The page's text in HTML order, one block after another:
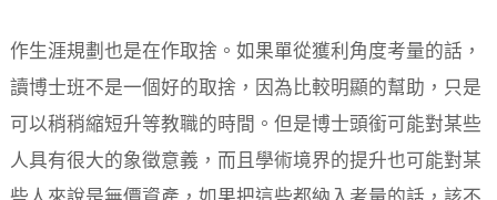
作生涯規劃也是在作取捨。如果單從獲利角度考量的話，
讀博士班不是一個好的取捨，因為比較明顯的幫助，只是
可以稍稍縮短升等教職的時間。但是博士頭銜可能對某些
人具有很大的象徵意義，而且學術境界的提升也可能對某